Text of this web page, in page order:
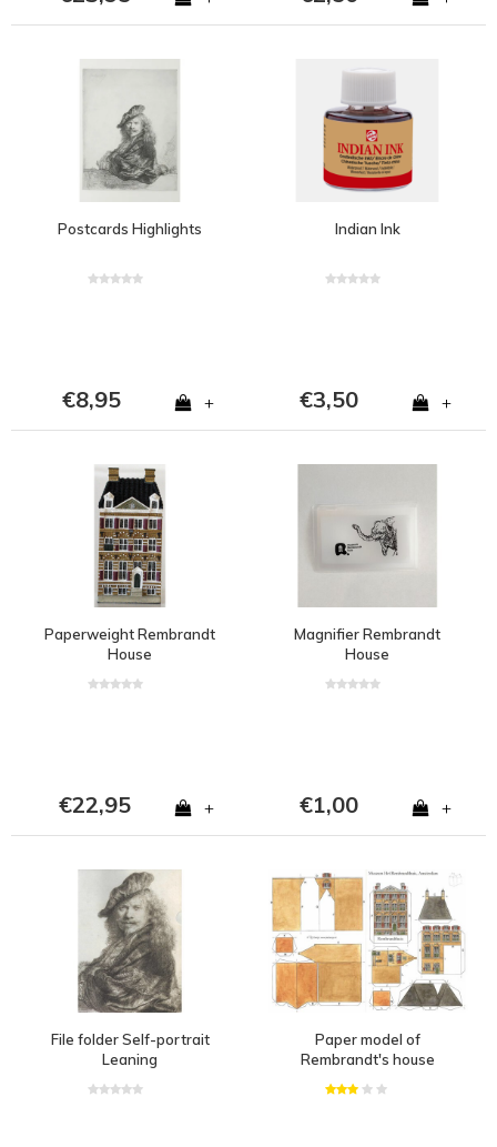
Postcards Highlights
€8,95 +
Indian Ink
€3,50 +
Paperweight Rembrandt
House
€22,95 +
Magnifier Rembrandt
House
€1,00 +
File folder Self-portrait
Leaning
Paper model of
Rembrandt's house